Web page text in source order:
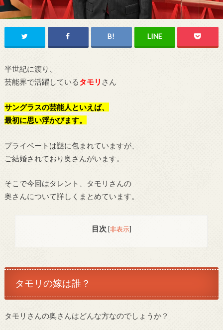
半世紀に渡り、
芸能界で活躍しているタモリ さん
サングラスの芸能人といえば、
最初に思い浮かびます。
プライベートは謎に包まれていますが、
ご結婚されており奥さんがいます。
そこで今回はタレント、タモリさんの
奥さんについて詳しくまとめています。
目次 [非表示]
タモリの嫁は誰？
タモリさんの奥さんはどんな方なのでしょうか？